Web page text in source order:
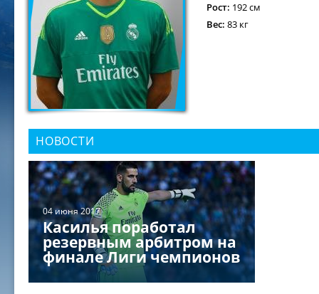
Рост: 192 см
Вес: 83 кг
НОВОСТИ
04 июня 2017
Касилья поработал
резервным арбитром на
финале Лиги чемпионов